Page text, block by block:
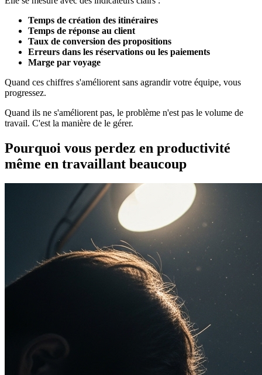
Temps de création des itinéraires
Temps de réponse au client
Taux de conversion des propositions
Erreurs dans les réservations ou les paiements
Marge par voyage
Quand ces chiffres s'améliorent sans agrandir votre équipe, vous
progressez.
Quand ils ne s'améliorent pas, le problème n'est pas le volume de
travail. C'est la manière de le gérer.
Pourquoi vous perdez en productivité
même en travaillant beaucoup